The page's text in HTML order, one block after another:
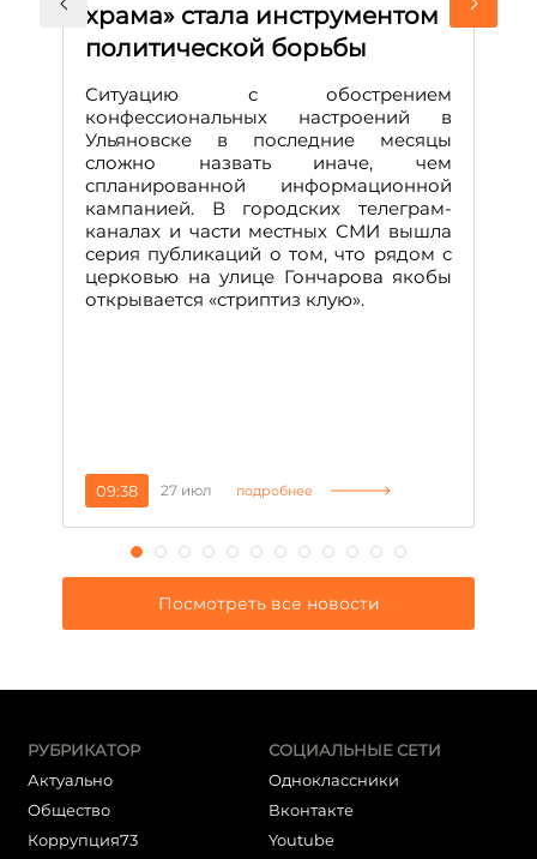
храма» стала инструментом
политической борьбы
Ситуацию с обострением
конфессиональных настроений в
Ульяновске в последние месяцы
сложно назвать иначе, чем
спланированной информационной
кампанией. В городских телеграм-
каналах и части местных СМИ вышла
серия публикаций о том, что рядом с
церковью на улице Гончарова якобы
открывается «стриптиз клую».
09:38 27 июл подробнее
Посмотреть все новости
РУБРИКАТОР
Актуально
Общество
Коррупция73
СОЦИАЛЬНЫЕ СЕТИ
Одноклассники
Вконтакте
Youtube